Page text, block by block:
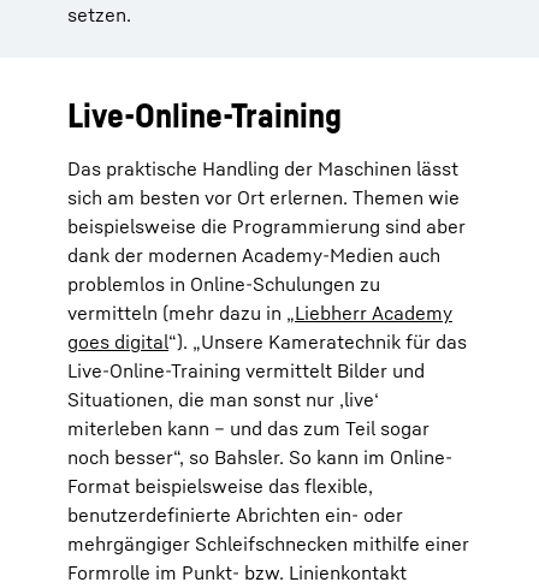
setzen.
Live-Online-Training
Das praktische Handling der Maschinen lässt
sich am besten vor Ort erlernen. Themen wie
beispielsweise die Programmierung sind aber
dank der modernen Academy-Medien auch
problemlos in Online-Schulungen zu
vermitteln (mehr dazu in „Liebherr Academy
goes digital“). „Unsere Kameratechnik für das
Live-Online-Training vermittelt Bilder und
Situationen, die man sonst nur ‚live‘
miterleben kann – und das zum Teil sogar
noch besser“, so Bahsler. So kann im Online-
Format beispielsweise das flexible,
benutzerdefinierte Abrichten ein- oder
mehrgängiger Schleifschnecken mithilfe einer
Formrolle im Punkt- bzw. Linienkontakt